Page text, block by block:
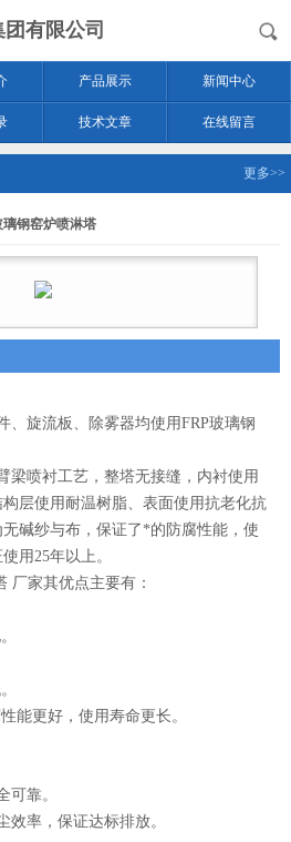
有限公司
产品展示 新闻中心
技术文章 在线留言
更多>>
璃钢窑炉喷淋塔
、旋流板、除雾器均使用FRP玻璃钢
梁喷衬工艺，整塔无接缝，内衬使用
层使用耐温树脂、表面使用抗老化抗
碱纱与布，保证了*的防腐性能，使
用25年以上。
厂家其优点主要有：
能更好，使用寿命更长。
可靠。
效率，保证达标排放。